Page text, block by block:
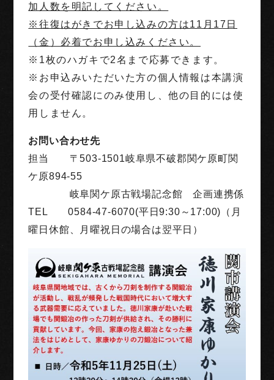
加人数を明記してください。
※往復はがきでお申し込みの方は11月17日
（金）必着でお申し込みください。
※1枚のハガキで2名まで応募できます。
※お申込みいただいた方の個人情報は本講演
会の受付確認にのみ使用し、他の目的には使
用しません。
お問い合わせ先
担当 〒503-1501岐阜県不破郡関ケ原町関
ケ原894-55
岐阜関ケ原古戦場記念館 企画連携係
TEL 0584-47-6070(平日9:30～17:00)（月
曜日休館、月曜祝日の場合は翌平日）